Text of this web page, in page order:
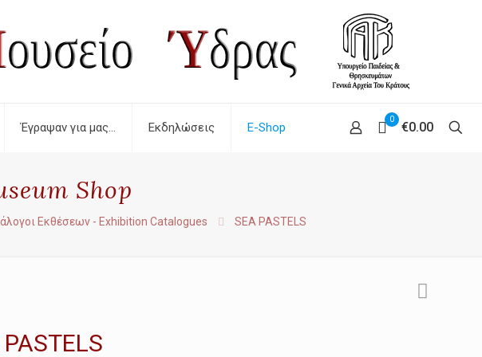
Έγραψαν για μας… Εκδηλώσεις E-Shop
0
€0.00
Shop
Εκθέσεων - Exhibition Catalogues SEA PASTELS